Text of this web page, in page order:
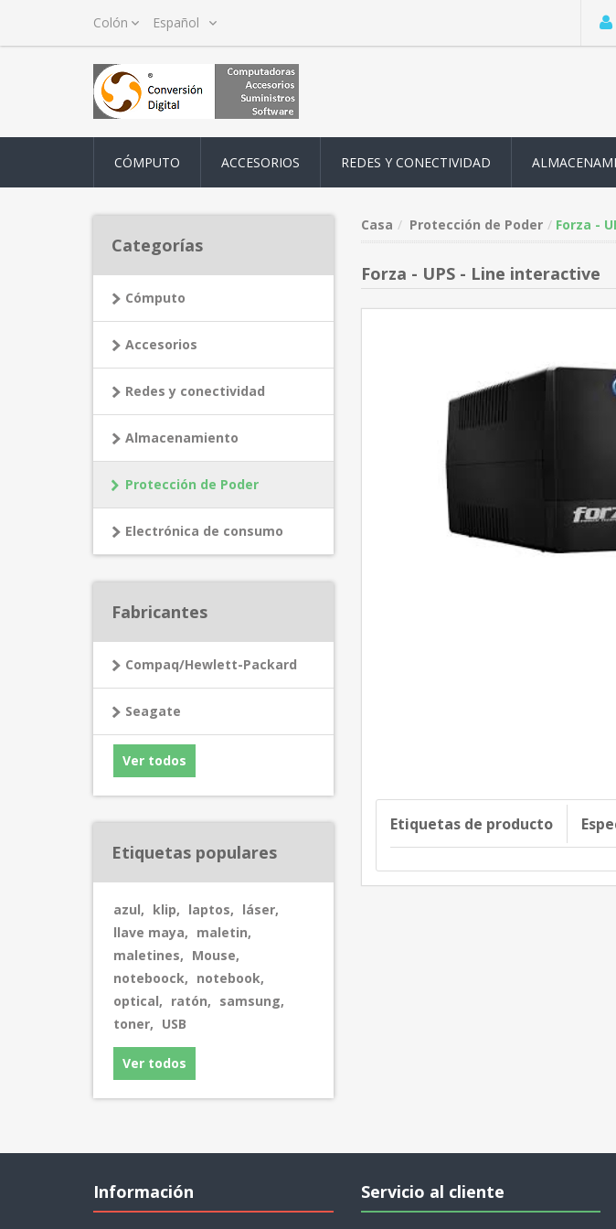
CÓMPUTO ACCESORIOS REDES Y CONECTIVIDAD
Categorías
Cómputo
Accesorios
Redes y conectividad
Almacenamiento
Protección de Poder
Electrónica de consumo
Fabricantes
Compaq/Hewlett-Packard
Seagate
Ver todos
Etiquetas populares
azul, klip, laptos, láser,
llave maya, maletin,
maletines, Mouse,
noteboock, notebook,
optical, ratón, samsung,
toner, USB
Ver todos
Casa Protección de Poder Forza -
Forza - UPS - Line interactive
Etiquetas de producto
Información Servicio al cliente